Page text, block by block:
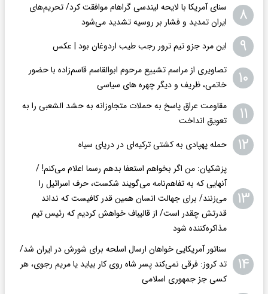
۸
سنای آمریکا با لایحه لیندسی گراهام موافقت کرد/ تحریم‌های
ایران تمدید و فشار بر روسیه تشدید می‌شود
۹ این مرد جزو تیم ترور رجب طیب اردوغان بود | عکس
۱۰
تصاویری از مراسم تشییع مرحوم ابوالقاسم قاسم‌زاده با حضور
خاتمی، ظریف و دیگر چهره های سیاسی
۱۱
مقاومت عراق پاسخ به حملات متجاوزانه به حشد الشعبی را به
تعویق انداخت
۱۲ حمله پهپادی به کشتی ترکیه‌ای در دریای سیاه
۱۳
پزشکیان: من اگر بخواهم استعفا بدهم رسما اعلام می‌کنم! /
آنهایی که به تفاهم‌نامه می‌گویند شکست، حرف اسرائیل را
می‌زنند/ برای جهالت انسان همین قدر کافیست که نداند
قدرتش چقدر است/ از قالیباف خواهش کردیم که رئیس تیم
مذاکره‌کننده شود
۱۴
سناتور آمریکایی خواهان ارسال اسلحه برای شورش در ایران شد/
تد کروز: فرقی نمی‌کند پسر شاه روی کار بیاید یا مریم رجوی، هر
کسی جز جمهوری اسلامی